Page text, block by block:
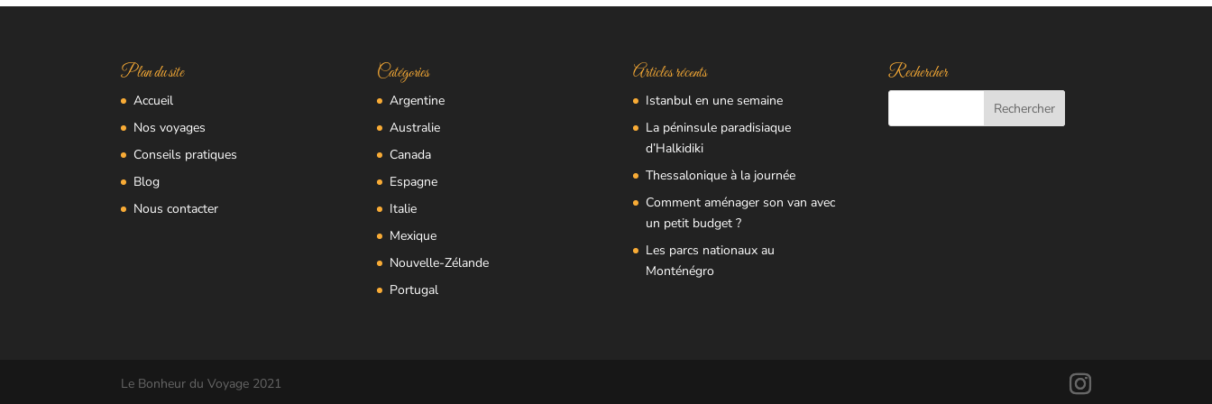
Plan du site
Accueil
Nos voyages
Conseils pratiques
Blog
Nous contacter
Catégories
Argentine
Australie
Canada
Espagne
Italie
Mexique
Nouvelle-Zélande
Portugal
Articles récents
Istanbul en une semaine
La péninsule paradisiaque
d’Halkidiki
Thessalonique à la journée
Comment aménager son van avec
un petit budget ?
Les parcs nationaux au
Monténégro
Rechercher
Le Bonheur du Voyage 2021